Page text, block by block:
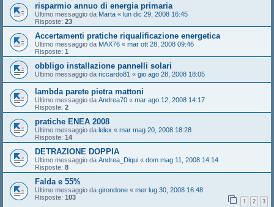
risparmio annuo di energia primaria
Ultimo messaggio da Marta « lun dic 29, 2008 16:45
Risposte: 23
Accertamenti pratiche riqualificazione energetica
Ultimo messaggio da MAX76 « mar ott 28, 2008 09:46
Risposte: 1
obbligo installazione pannelli solari
Ultimo messaggio da riccardo81 « gio ago 28, 2008 18:05
lambda parete pietra mattoni
Ultimo messaggio da Andrea70 « mar ago 12, 2008 14:17
Risposte: 2
pratiche ENEA 2008
Ultimo messaggio da lelex « mar mag 20, 2008 18:28
Risposte: 14
DETRAZIONE DOPPIA
Ultimo messaggio da Andrea_Diqui « dom mag 11, 2008 14:14
Risposte: 8
Falda e 55%
Ultimo messaggio da girondone « mer lug 30, 2008 16:48
Risposte: 103 1 2 3